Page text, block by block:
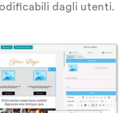
dagli utenti.